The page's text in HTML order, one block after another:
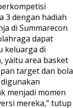
3 dengan hadiah
di Summarecon
dapat
keluarga di
yaitu area basket
target dan bola
menjadi momen
mereka,” tutup